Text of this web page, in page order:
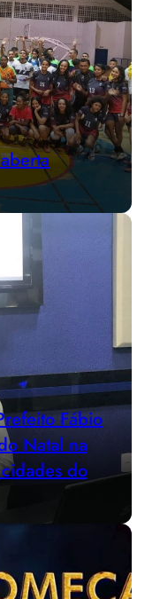
Fábio
Natal na
do